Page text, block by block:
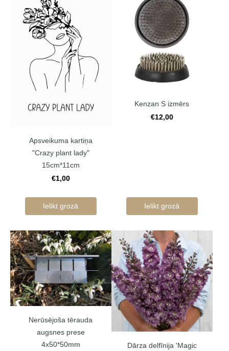
Apsveikuma kartiņa
"Crazy plant lady"
15cm*11cm
€1,00
Ielikt grozā
Kenzan S izmērs
€12,00
Ielikt grozā
Nerūsējoša tērauda
augsnes prese
4x50*50mm
Dārza delfīnija 'Magic